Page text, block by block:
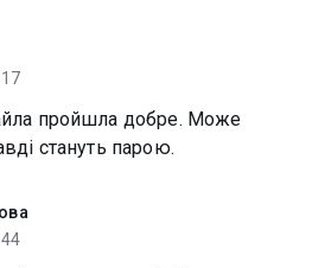
пройшла добре. Може
стануть парою.